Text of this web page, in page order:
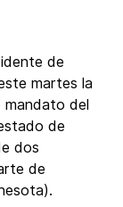
de
martes la
mandato del
de
dos
de